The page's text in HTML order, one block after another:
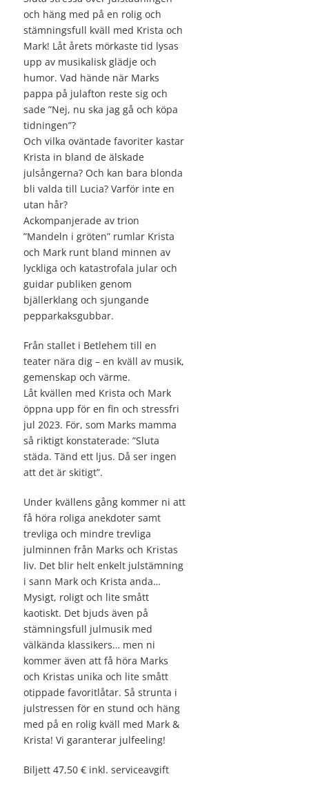
och häng med på en rolig och
stämningsfull kväll med Krista och
Mark! Låt årets mörkaste tid lysas
upp av musikalisk glädje och
humor. Vad hände när Marks
pappa på julafton reste sig och
sade ”Nej, nu ska jag gå och köpa
tidningen”?
Och vilka oväntade favoriter kastar
Krista in bland de älskade
julsångerna? Och kan bara blonda
bli valda till Lucia? Varför inte en
utan hår?
Ackompanjerade av trion
”Mandeln i gröten” rumlar Krista
och Mark runt bland minnen av
lyckliga och katastrofala jular och
guidar publiken genom
bjällerklang och sjungande
pepparkaksgubbar.
Från stallet i Betlehem till en
teater nära dig – en kväll av musik,
gemenskap och värme.
Låt kvällen med Krista och Mark
öppna upp för en fin och stressfri
jul 2023. För, som Marks mamma
så riktigt konstaterade: ”Sluta
städa. Tänd ett ljus. Då ser ingen
att det är skitigt”.
Under kvällens gång kommer ni att
få höra roliga anekdoter samt
trevliga och mindre trevliga
julminnen från Marks och Kristas
liv. Det blir helt enkelt julstämning
i sann Mark och Krista anda…
Mysigt, roligt och lite smått
kaotiskt. Det bjuds även på
stämningsfull julmusik med
välkända klassikers… men ni
kommer även att få höra Marks
och Kristas unika och lite smått
otippade favoritlåtar. Så strunta i
julstressen för en stund och häng
med på en rolig kväll med Mark &
Krista! Vi garanterar julfeeling!
Biljett 47,50 € inkl. serviceavgift